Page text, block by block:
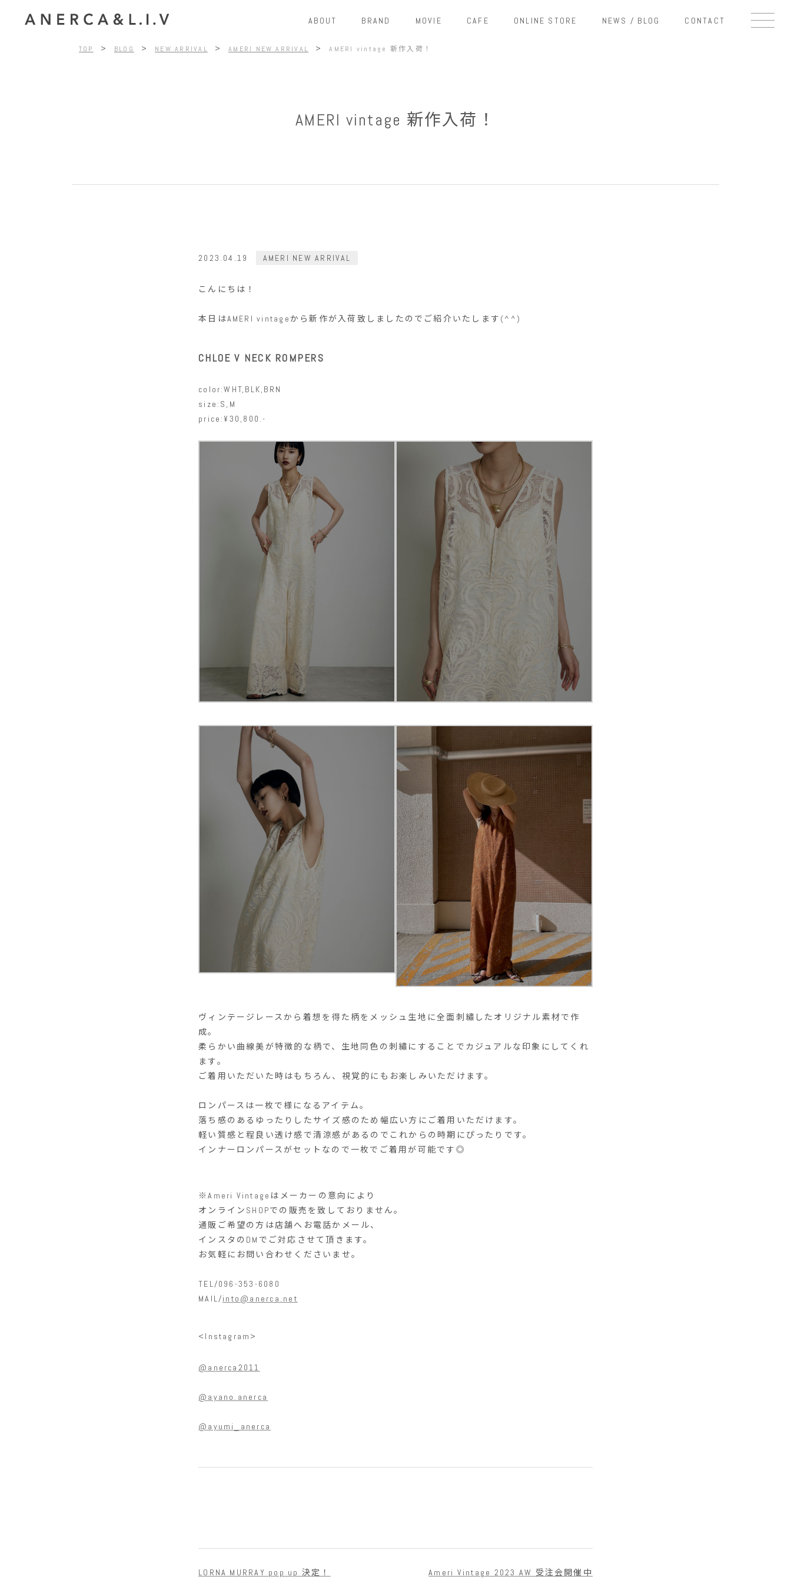
ABOUT BRAND MOVIE CAFE ONLINE STORE NEWS / BLOG CONTACT
TOP > BLOG > NEW ARRIVAL > AMERI NEW ARRIVAL > AMERI vintage 新作入荷！
AMERI vintage 新作入荷！
2023.04.19 AMERI NEW ARRIVAL
こんにちは！
本日はAMERI vintageから新作が入荷致しましたのでご紹介いたします(^^)
CHLOE V NECK ROMPERS
color:WHT,BLK,BRN
size:S,M
price:¥30,800.-
ヴィンテージレースから着想を得た柄をメッシュ生地に全面刺繡したオリジナル素材で作
成。
柔らかい曲線美が特徴的な柄で、生地同色の刺繡にすることでカジュアルな印象にしてくれ
ます。
ご着用いただいた時はもちろん、視覚的にもお楽しみいただけます。
ロンパースは一枚で様になるアイテム。
落ち感のあるゆったりしたサイズ感のため幅広い方にご着用いただけます。
軽い質感と程良い透け感で清涼感があるのでこれからの時期にぴったりです。
インナーロンパースがセットなので一枚でご着用が可能です◎
※Ameri Vintage はメーカーの意向により
オンライン SHOPでの販売を致しておりません。
通販ご希望の方は店舗へお電話かメール、
インスタの DM でご対応させて頂きます。
お気軽にお問い合わせくださいませ。
TEL/096-353-6080
MAIL/into@anerca.net
<Instagram>
@anerca2011
@ayano.anerca
@ayumi_anerca
LORNA MURRAY pop up 決定！ Ameri Vintage 2023 AW 受注会開催中